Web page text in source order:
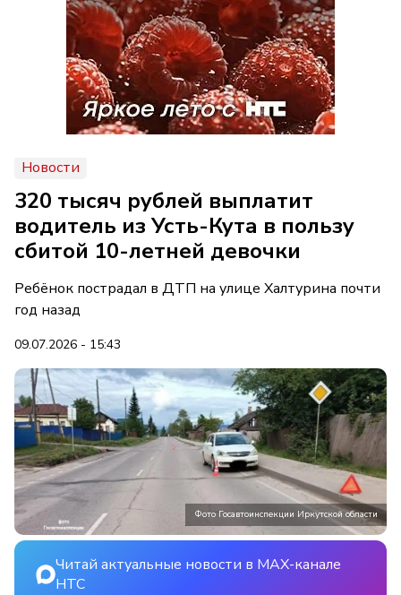
Новости
320 тысяч рублей выплатит
водитель из Усть-Кута в пользу
сбитой 10-летней девочки
Ребёнок пострадал в ДТП на улице Халтурина почти
год назад
09.07.2026 - 15:43
Фото Госавтоинспекции Иркутской области
Читай актуальные новости в MAX-канале
НТС